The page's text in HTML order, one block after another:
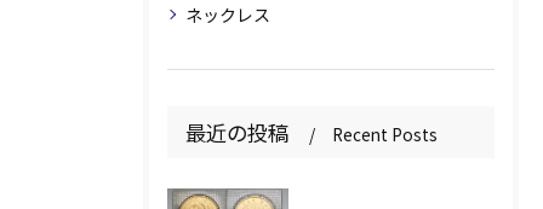
ネックレス
最近の投稿 Recent Posts